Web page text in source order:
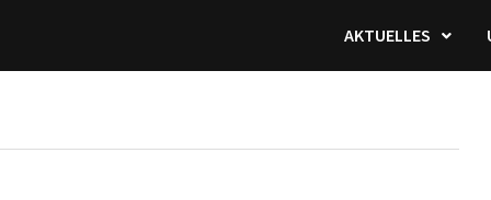
AKTUELLES